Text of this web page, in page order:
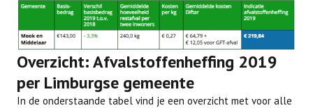
Overzicht: Afvalstoffenheffing 2019
per Limburgse gemeente
In de onderstaande tabel vind je een overzicht met voor alle